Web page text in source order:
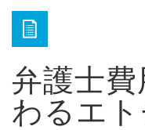
部位別症状
- 部位別解説 ～ 交通
- 高次脳機能障害の
弁護士
わるエ